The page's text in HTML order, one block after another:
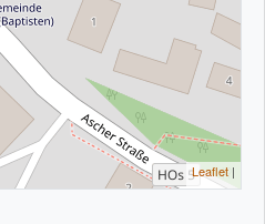
Leaflet |